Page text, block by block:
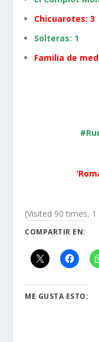
Chicuarotes: 3
Solteras: 1
Familia de
(Visited 90 times,
COMPARTIR EN:
ME GUSTA ESTO: